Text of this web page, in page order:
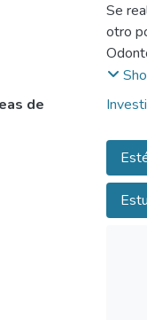
Se
otro
En la
la
Los
de